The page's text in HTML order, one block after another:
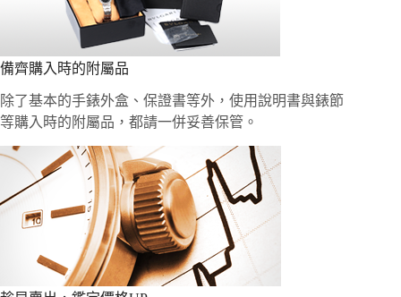
備齊購入時的附屬品
除了基本的手錶外盒、保證書等外，使用說明書與錶節
等購入時的附屬品，都請一併妥善保管。